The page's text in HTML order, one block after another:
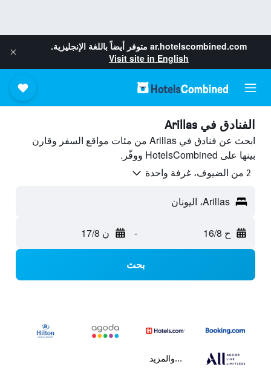
ar.hotelscombined.com متوفر أيضاً باللغة الإنجليزية.
Visit site in English
الفنادق في Arillas
ابحث عن فنادق في Arillas من مئات مواقع السفر وقارن
بينها على HotelsCombined ووفّر.
2 من الضيوف، غرفة واحدة
Arillas، اليونان
ح 16/8 - ن 17/8
بحث
...والمزيد